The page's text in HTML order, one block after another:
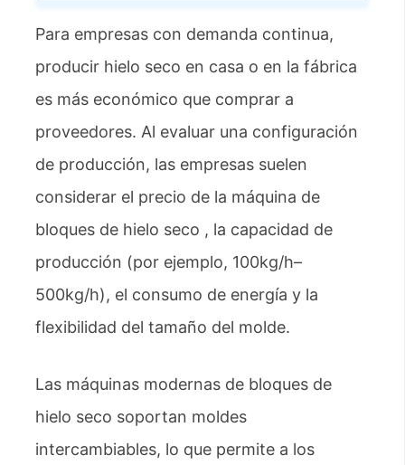
Para empresas con demanda continua,
producir hielo seco en casa o en la fábrica
es más económico que comprar a
proveedores. Al evaluar una configuración
de producción, las empresas suelen
considerar el precio de la máquina de
bloques de hielo seco , la capacidad de
producción (por ejemplo, 100kg/h–
500kg/h), el consumo de energía y la
flexibilidad del tamaño del molde.
Las máquinas modernas de bloques de
hielo seco soportan moldes
intercambiables, lo que permite a los